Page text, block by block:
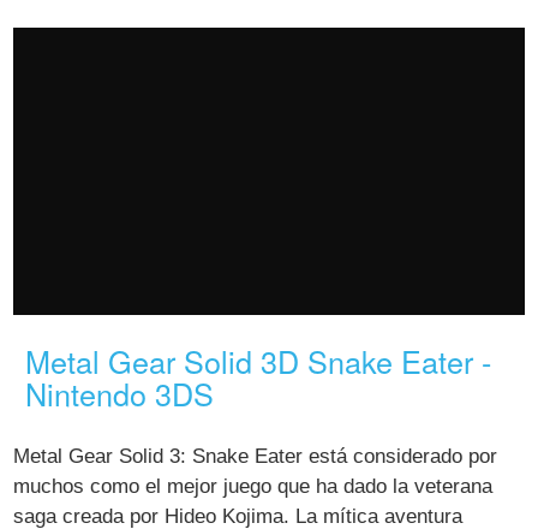
Metal Gear Solid 3D Snake Eater -
Nintendo 3DS
Metal Gear Solid 3: Snake Eater está considerado por
muchos como el mejor juego que ha dado la veterana
saga creada por Hideo Kojima. La mítica aventura